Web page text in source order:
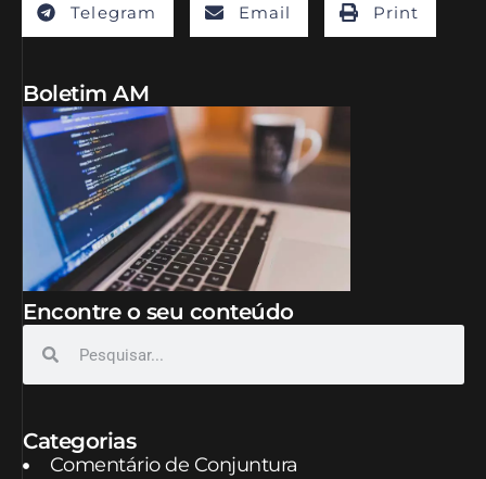
Telegram Email Print
Boletim AM
Encontre o seu conteúdo
Categorias
Comentário de Conjuntura